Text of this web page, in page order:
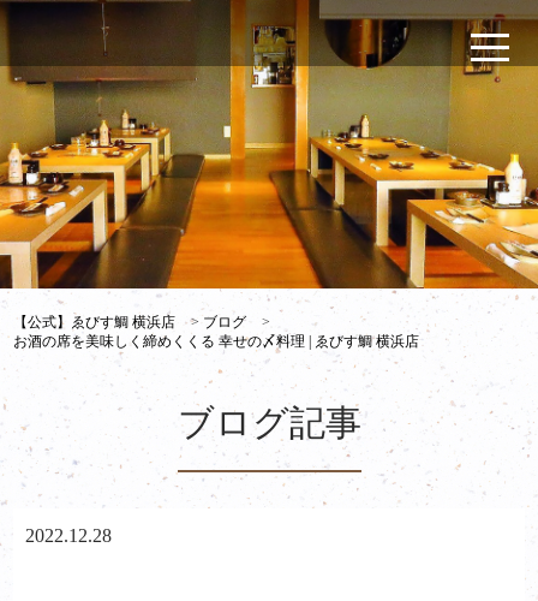
【公式】ゑびす鯛 横浜店 > ブログ
>
お酒の席を美味しく締めくくる 幸せの〆料理 | ゑびす鯛 横浜店
ブログ記事
2022.12.28